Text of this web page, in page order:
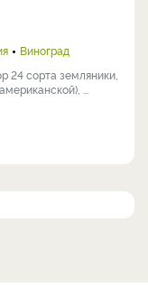
Виноград
24 сорта земляники,
...